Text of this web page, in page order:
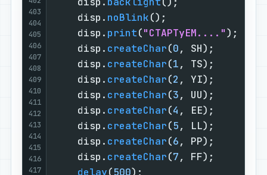
403
404
405
406
407
408
409
410
411
412
413
414
415
416
417
    disp.
noBlink();
    disp.
print("CTAPTyEM....");
    disp.
createChar(0, SH);
    disp.
createChar(1, TS);
    disp.
createChar(2 , YI);
    disp.
createChar(3, UU);
    disp.
createChar(4 , EE);
    disp.
createChar(5, LL);
    disp.
createChar(6, PP);
    disp.
createChar(7, FF);
delay(500);